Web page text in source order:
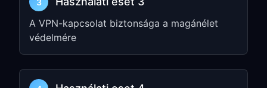
Koppints aConnectgombra az Apple
TV appban
Nyiss meg bármelyik streaming appot
az Apple TV-n
Ellenőrizd, hogy az app a kiválasztott
A VPN-kapcsolat biztonsága a magánélet
védelmére